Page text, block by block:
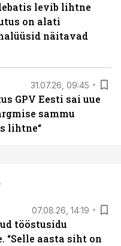
levib lihtne
on alati
näitavad
31.07.26, 09:45
GPV Eesti sai uue
sammu
lihtne“
07.08.26, 14:19
tööstusidu
“Selle aasta siht on